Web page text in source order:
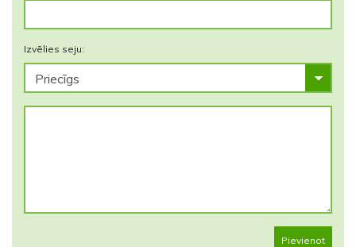
Izvēlies seju:
Pievienot